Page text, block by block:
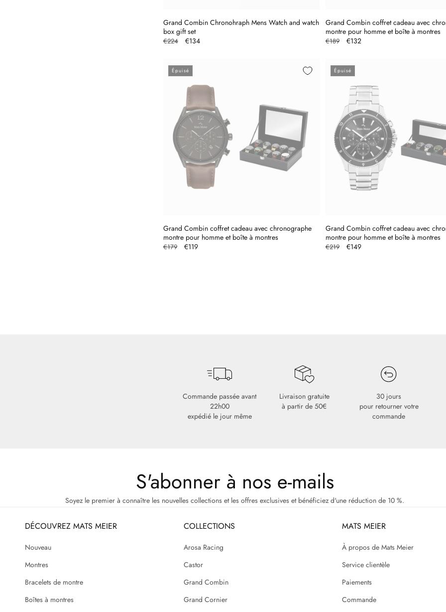
Grand Combin Chronohraph Mens Watch and watch
box gift set
Prix
€224
Prix
€134
Grand Combin coffret cadeau avec
montre pour homme et boîte à montres
Prix
€189
Prix
€132
Épuisé
Grand Combin coffret cadeau avec chronographe
montre pour homme et boîte à montres
Prix
€179
Prix
€119
Épuisé
Grand Combin coffret cadeau avec
montre pour homme et boîte à montres
Prix
€219
Prix
€149
Commande passée avant
22h00
expédié le jour même
Livraison gratuite
à partir de 50€
30 jours
pour retourner votre
commande
S'abonner à nos e-mails
Soyez le premier à connaître les nouvelles collections et les offres exclusives et bénéficiez d'une réduction de 10 %.
DÉCOUVREZ MATS MEIER
Nouveau
Montres
Bracelets de montre
Boîtes à montres
COLLECTIONS
Arosa Racing
Castor
Grand Combin
Grand Cornier
MATS MEIER
À propos de Mats Meier
Service clientèle
Paiements
Commande